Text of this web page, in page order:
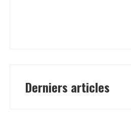
Derniers articles